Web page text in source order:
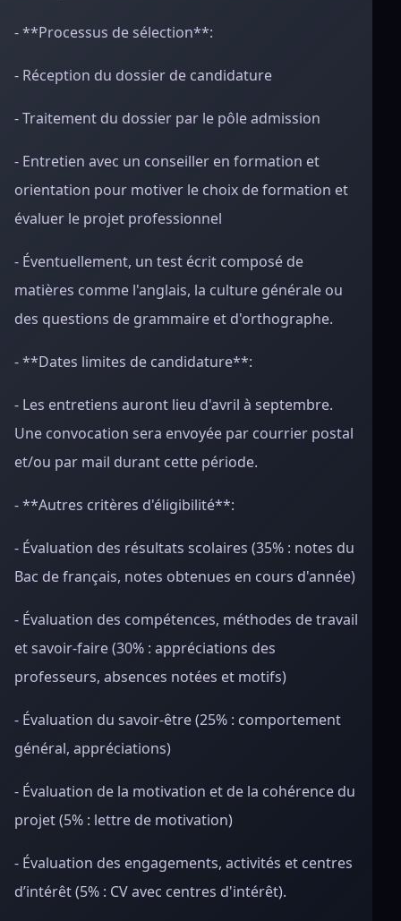
- **Processus de sélection**:
- Réception du dossier de candidature
- Traitement du dossier par le pôle admission
- Entretien avec un conseiller en formation et
orientation pour motiver le choix de formation et
évaluer le projet professionnel
- Éventuellement, un test écrit composé de
matières comme l'anglais, la culture générale ou
des questions de grammaire et d'orthographe.
- **Dates limites de candidature**:
- Les entretiens auront lieu d'avril à septembre.
Une convocation sera envoyée par courrier postal
et/ou par mail durant cette période.
- **Autres critères d'éligibilité**:
- Évaluation des résultats scolaires (35% : notes du
Bac de français, notes obtenues en cours d'année)
- Évaluation des compétences, méthodes de travail
et savoir-faire (30% : appréciations des
professeurs, absences notées et motifs)
- Évaluation du savoir-être (25% : comportement
général, appréciations)
- Évaluation de la motivation et de la cohérence du
projet (5% : lettre de motivation)
- Évaluation des engagements, activités et centres
d’intérêt (5% : CV avec centres d'intérêt).